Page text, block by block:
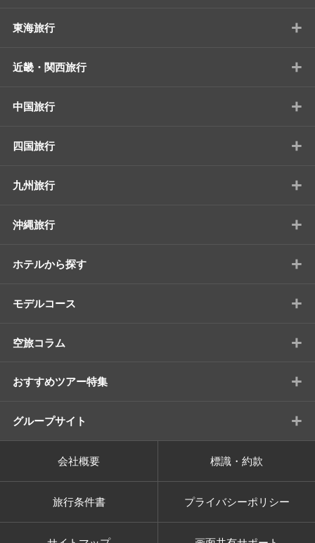
東海旅行 +
近畿・関西旅行 +
中国旅行 +
四国旅行 +
九州旅行 +
沖縄旅行 +
ホテルから探す +
モデルコース +
空旅コラム +
おすすめツアー特集 +
グループサイト +
会社概要 標識・約款
旅行条件書 プライバシーポリシー